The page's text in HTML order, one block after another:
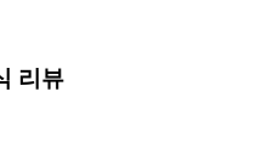
리뷰